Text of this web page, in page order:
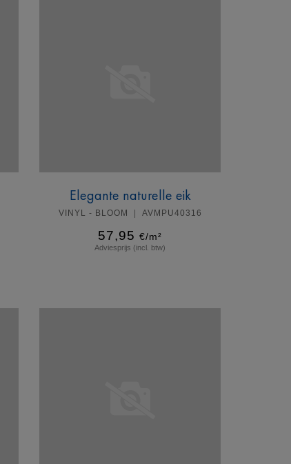
Elegante naturelle eik
VINYL - BLOOM AVMPU40316
57,95 €/m²
Adviesprijs (incl. btw)